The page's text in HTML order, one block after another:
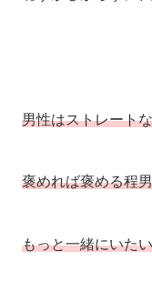
男性はストレート
褒めれば褒める程
もっと一緒にいた